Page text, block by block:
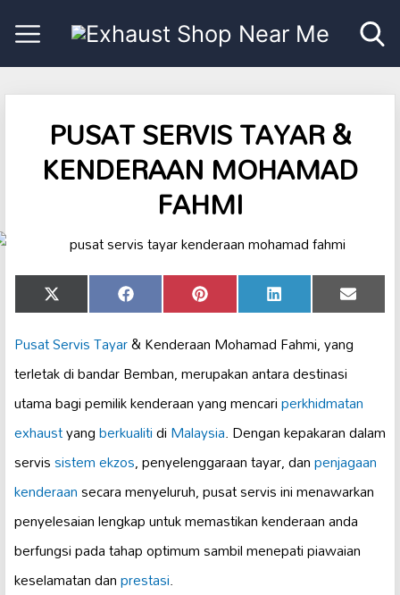
PUSAT SERVIS TAYAR &
KENDERAAN MOHAMAD
FAHMI
Share
on
X
(Twitter)
Share
on
Facebook Share
on
Pinterest Share
on
LinkedIn Share
on
Email
Pusat ServisTayar& Kenderaan Mohamad Fahmi, yang
terletak di bandar Bemban, merupakan antara destinasi
utama bagi pemilik kenderaan yang mencariperkhidmatan
exhaustyangberkualitidiMalaysia. Dengan kepakaran dalam
servissistem ekzos, penyelenggaraan tayar, danpenjagaan
kenderaansecara menyeluruh, pusat servis ini menawarkan
penyelesaian lengkap untuk memastikan kenderaan anda
berfungsi pada tahap optimum sambil menepati piawaian
keselamatan danprestasi.